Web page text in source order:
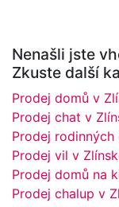
Nenašli jste
Zkuste další
Prodej domů v
Prodej chat v
Prodej
Prodej vil v
Prodej domů na
Prodej chalup v